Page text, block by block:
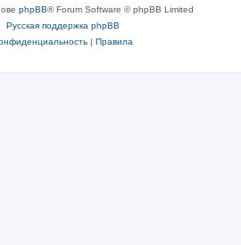
phpBB® Forum Software © phpBB Limited
Русская поддержка phpBB
| Правила